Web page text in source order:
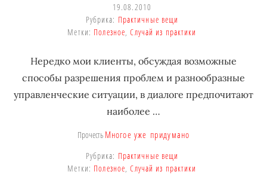
19.08.2010
Рубрика: Практичные вещи
Метки: Полезное ,Случай из практики
Нередко мои клиенты, обсуждая возможные
способы разрешения проблем и разнообразные
управленческие ситуации, в диалоге предпочитают
наиболее …
Прочесть Многое уже придумано
Рубрика: Практичные вещи
Метки: Полезное ,Случай из практики